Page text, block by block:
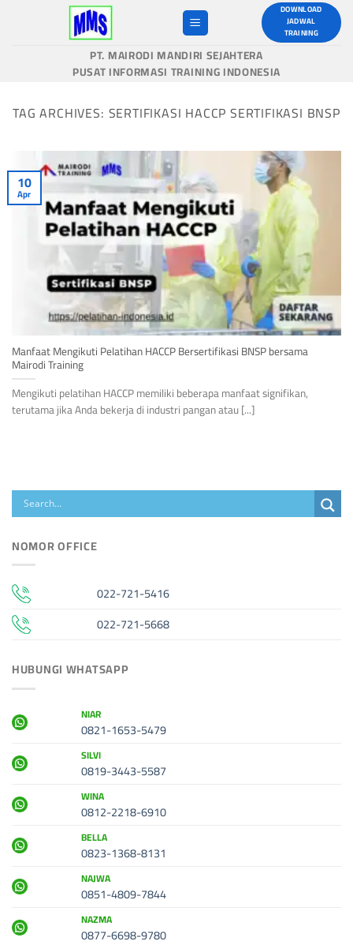
DOWNLOAD
JADWAL
TRAINING
PT. MAIRODI MANDIRI SEJAHTERA
PUSAT INFORMASI TRAINING INDONESIA
TAG ARCHIVES: SERTIFIKASI HACCP SERTIFIKASI BNSP
Manfaat Mengikuti Pelatihan HACCP Bersertifikasi BNSP bersama
Mairodi Training
Mengikuti pelatihan HACCP memiliki beberapa manfaat signifikan,
terutama jika Anda bekerja di industri pangan atau [...]
10
Apr
NOMOR OFFICE
022-721-5416
022-721-5668
HUBUNGI WHATSAPP
NIAR
0821-1653-5479
SILVI
0819-3443-5587
WINA
0812-2218-6910
BELLA
0823-1368-8131
NAJWA
0851-4809-7844
NAZMA
0877-6698-9780